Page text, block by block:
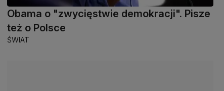
Obama o "zwycięstwie demokracji". Pisze
też o Polsce
ŚWIAT